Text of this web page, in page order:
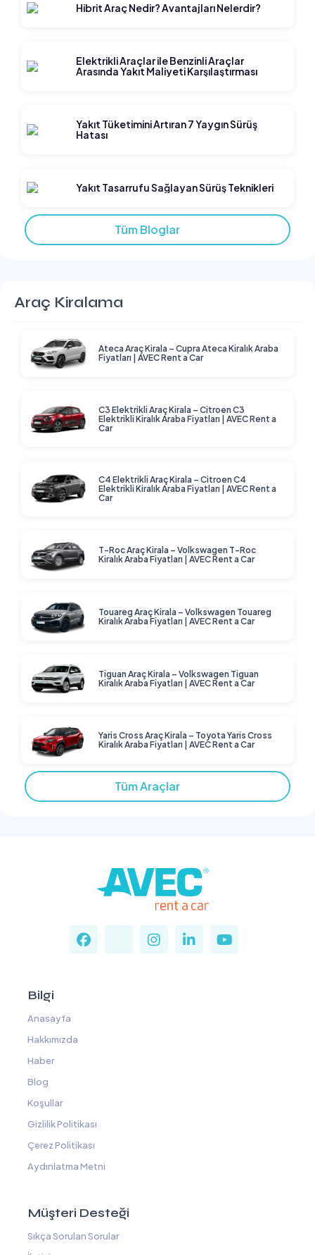
Hibrit Araç Nedir? Avantajları Nelerdir?
Elektrikli Araçlar ile Benzinli Araçlar
Arasında Yakıt Maliyeti Karşılaştırması
Yakıt Tüketimini Artıran 7 Yaygın Sürüş
Hatası
Yakıt Tasarrufu Sağlayan Sürüş Teknikleri
Tüm Bloglar
Araç Kiralama
Ateca Araç Kirala – Cupra Ateca Kiralık Araba
Fiyatları | AVEC Rent a Car
C3 Elektrikli Araç Kirala – Citroen C3
Elektrikli Kiralık Araba Fiyatları | AVEC Rent a
Car
C4 Elektrikli Araç Kirala – Citroen C4
Elektrikli Kiralık Araba Fiyatları | AVEC Rent a
Car
T-Roc Araç Kirala – Volkswagen T-Roc
Kiralık Araba Fiyatları | AVEC Rent a Car
Touareg Araç Kirala – Volkswagen Touareg
Kiralık Araba Fiyatları | AVEC Rent a Car
Tiguan Araç Kirala – Volkswagen Tiguan
Kiralık Araba Fiyatları | AVEC Rent a Car
Yaris Cross Araç Kirala – Toyota Yaris Cross
Kiralık Araba Fiyatları | AVEC Rent a Car
Tüm Araçlar
Bilgi
Anasayfa
Hakkımızda
Haber
Blog
Koşullar
Gizlilik Politikası
Çerez Politikası
Aydınlatma Metni
Müşteri Desteği
Sıkça Sorulan Sorular